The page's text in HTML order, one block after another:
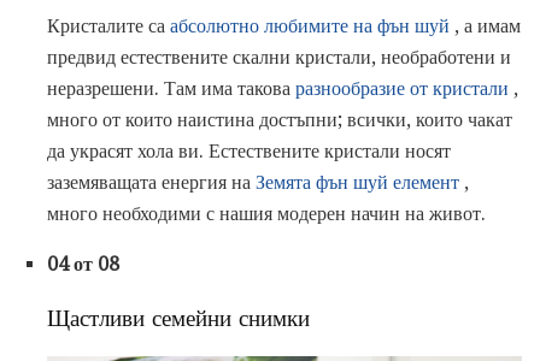
Кристалите са абсолютно любимите на фън шуй , а имам
предвид естествените скални кристали, необработени и
неразрешени. Там има такова разнообразие от кристали ,
много от които наистина достъпни; всички, които чакат
да украсят хола ви. Естествените кристали носят
заземяващата енергия на Земята фън шуй елемент ,
много необходими с нашия модерен начин на живот.
04 от 08
Щастливи семейни снимки